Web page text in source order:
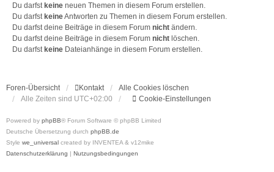
7
Du darfst keine neuen Themen in diesem Forum erstellen.
Du darfst keineAntworten zu Themen in diesem Forum erstellen.
Du darfst deine Beiträge in diesem Forum nicht ändern.
Du darfst deine Beiträge in diesem Forum nicht löschen.
Du darfst keine Dateianhänge in diesem Forum erstellen.
Foren-Übersicht Kontakt
Alle Cookies löschen
Alle Zeiten sind UTC+02:00 Cookie-Einstellungen
Powered by phpBB® Forum Software © phpBB Limited
Deutsche Übersetzung durch phpBB.de
Style we_universal created by INVENTEA & v12mike
Datenschutzerklärung | Nutzungsbedingungen